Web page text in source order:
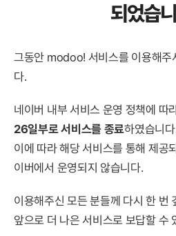
되었습
그동안 modoo! 서비스를 이용해주
다.
네이버 내부 서비스 운영 정책에 따
26일부로 서비스를 종료하였습니
이에 따라 해당 서비스를 통해 제공
이버에서 운영되지 않습니다.
이용해주신 모든 분들께 다시 한 번
앞으로 더 나은 서비스로 보답할 수